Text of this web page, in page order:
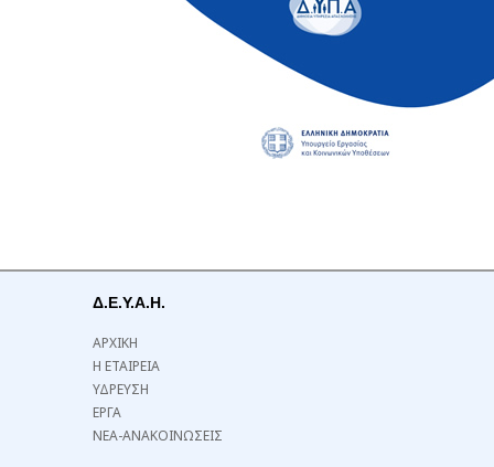
Δ.Ε.Υ.Α.Η.
ΑΡΧΙΚΗ
Η ΕΤΑΙΡΕΙΑ
ΥΔΡΕΥΣΗ
ΕΡΓΑ
ΝΕΑ-ΑΝΑΚΟΙΝΩΣΕΙΣ